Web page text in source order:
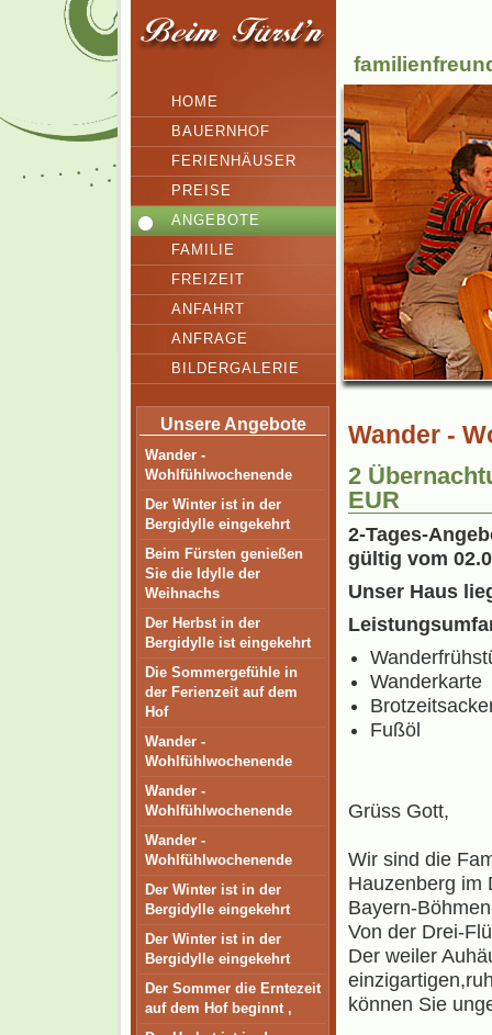
HOME
BAUERNHOF
FERIENHÄUSER
PREISE
ANGEBOTE
FAMILIE
FREIZEIT
ANFAHRT
ANFRAGE
BILDERGALERIE
Unsere Angebote
Wander -
Wohlfühlwochenende
Der Winter ist in der
Bergidylle eingekehrt
Beim Fürsten genießen
Sie die Idylle der
Weihnachs
Der Herbst in der
Bergidylle ist eingekehrt
Die Sommergefühle in
der Ferienzeit auf dem
Hof
Wander -
Wohlfühlwochenende
Wander -
Wohlfühlwochenende
Wander -
Wohlfühlwochenende
Der Winter ist in der
Bergidylle eingekehrt
Der Winter ist in der
Bergidylle eingekehrt
Der Sommer die Erntezeit
auf dem Hof beginnt ,
Wander -
2
EUR
2-Tages-
gültig vom
Unser Haus
Wanderkarte
Fußöl
Grüss Gott,
Wir sind die
Hauzenberg im
Bayern-
Von der Drei-
Der weiler
können Sie